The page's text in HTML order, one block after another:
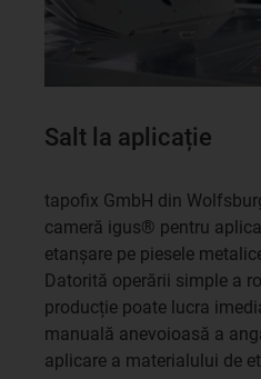
Salt la aplicație
tapofix GmbH din
cameră igus® pentru
etanșare pe piesele
Datorită operării simple a
producție poate lucra
manuală anevoioasă a
aplicare a materialului de